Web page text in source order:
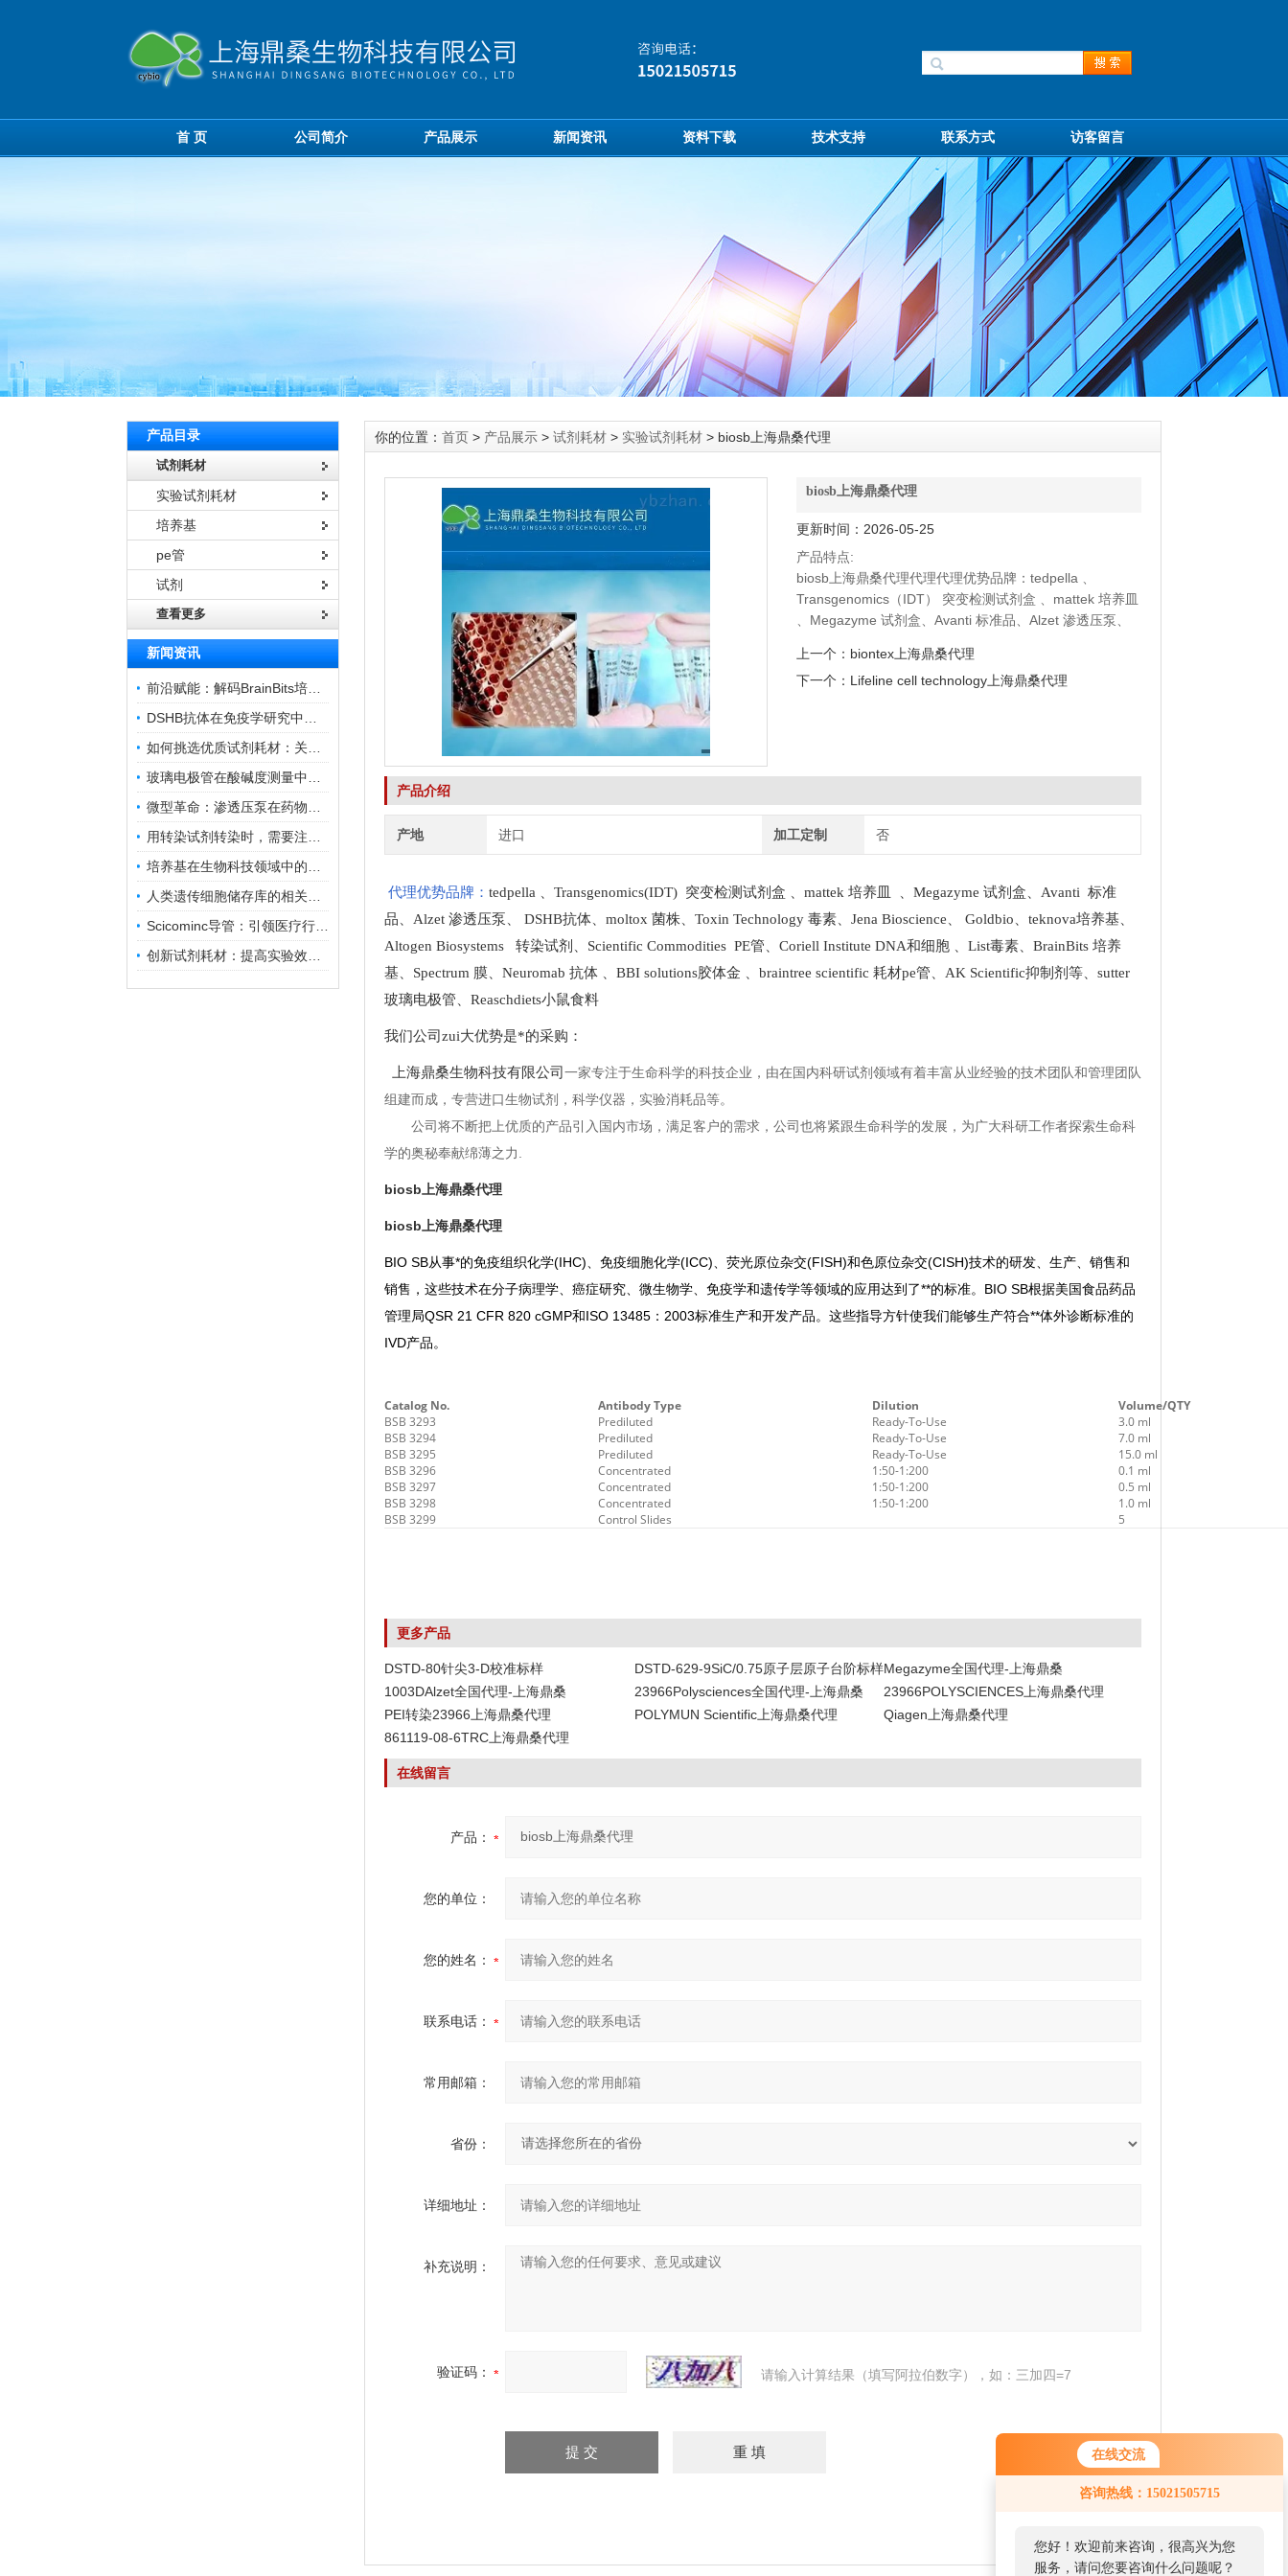
在线交流
咨询热线：15021505715
您好！欢迎前来咨询，很高兴为您
服务，请问您要咨询什么问题呢？
首 页 公司简介 产品展示 新闻资讯 资料下载 技术支持 联系方式 访客留言
产品目录
试剂耗材
实验试剂耗材
培养基
pe管
试剂
查看更多
新闻资讯
你的位置： 首页 > 产品展示 > 试剂耗材 > 实验试剂耗材 > biosb上海鼎桑代理
biosb上海鼎桑代理
更新时间：2026-05-25
产品特点:
biosb上海鼎桑代理代理代理优势品牌：tedpella 、
Transgenomics（IDT） 突变检测试剂盒 、mattek 培养皿
、Megazyme 试剂盒、Avanti 标准品、Alzet 渗透压泵、
上一个： biontex上海鼎桑代理
下一个： Lifeline cell technology上海鼎桑代理
产品介绍
产地 进口 加工定制 否
代理优势品牌： tedpella Transgenomics(IDT) 突变检测试剂盒 mattek 培养皿 Megazyme 试剂盒
Avanti 标准
品
Alzet 渗透压泵 DSHB抗体 moltox 菌株 Toxin Technology 毒素、 Jena Bioscience Goldbio teknova培养基
Altogen Biosystems 转染试剂
Scientific Commodities PE管 Coriell Institute DNA和细胞 List毒素、 BrainBits 培养
基
Spectrum 膜 Neuromab 抗体 BBI solutions胶体金 braintree scientific 耗材pe管 AK Scientific抑制剂等、 sutter
玻璃电极管
Reaschdiets小鼠食料
我们公司zui大优势是*的采购 ：
上海鼎桑生物科技有限公司 一家专注于生命科学的科技企业，由在国内科研试剂领域有着丰富从业经验的技术团队和管理团队
组建而成，专营进口生物试剂，科学仪器，实验消耗品等。
公司将不断把上优质的产品引入国内市场，满足客户的需求，公司也将紧跟生命科学的发展，为广大科研工作者探索生命科
学的奥秘奉献绵薄之力.
biosb上海鼎桑代理
biosb上海鼎桑代理
BIO SB从事*的免疫组织化学(IHC)、免疫细胞化学(ICC)、荧光原位杂交(FISH)和色原位杂交(CISH)技术的研发、生产、销售和
销售，这些技术在分子病理学、癌症研究、微生物学、免疫学和遗传学等领域的应用达到了**的标准。BIO SB根据美国食品药品
管理局QSR 21 CFR 820 cGMP和ISO 13485：2003标准生产和开发产品。这些指导方针使我们能够生产符合**体外诊断标准的
IVD产品。
Catalog No. Antibody Type Dilution
Volume/QTY
BSB 3293
Prediluted Ready-To-Use
3.0 ml
BSB 3294
Prediluted Ready-To-Use
7.0 ml
BSB 3295
Prediluted Ready-To-Use
15.0 ml
BSB 3296
Concentrated 1:50-1:200
0.1 ml
BSB 3297
Concentrated 1:50-1:200
0.5 ml
BSB 3298
Concentrated 1:50-1:200
1.0 ml
BSB 3299
Control Slides 5
更多产品
DSTD-80针尖3-D校准标样 DSTD-629-9SiC/0.75原子层原子台阶标样Megazyme全国代理-上海鼎桑
1003DAlzet全国代理-上海鼎桑
23966Polysciences全国代理-上海鼎桑
23966POLYSCIENCES上海鼎桑代理
PEI转染23966上海鼎桑代理
POLYMUN Scientific上海鼎桑代理
Qiagen上海鼎桑代理
861119-08-6TRC上海鼎桑代理
在线留言
产品：
您的单位：
您的姓名：
联系电话：
常用邮箱：
省份：
详细地址：
补充说明：
验证码： 请输入计算结果（填写阿拉伯数字），如：三加四=7